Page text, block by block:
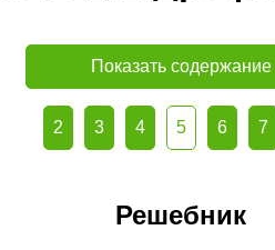
Показать содержание
2 3 4 5 6 7
Решебник